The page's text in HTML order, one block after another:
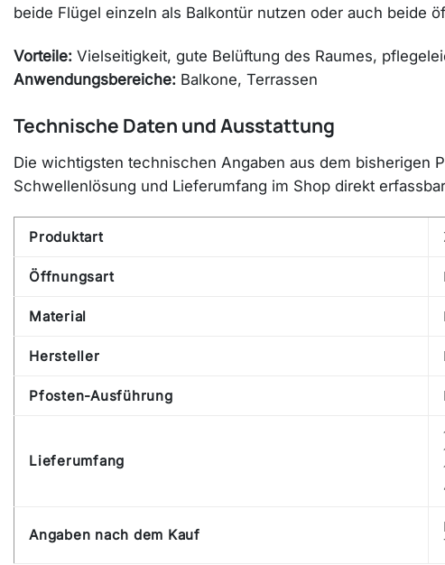
beide Flügel einzeln als Balkontür nutzen oder auch beide
Vorteile: Vielseitigkeit, gute Belüftung des Raumes,
Anwendungsbereiche: Balkone, Terrassen
Technische Daten und Ausstattung
Die wichtigsten technischen Angaben aus dem bisherigen
Schwellenlösung und Lieferumfang im Shop direkt
Produktart
Öffnungsart
Material
Hersteller
Pfosten-Ausführung
Lieferumfang
Angaben nach dem Kauf